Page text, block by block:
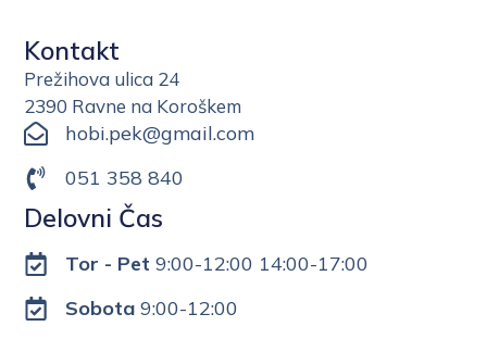
Kontakt
Prežihova ulica 24
2390 Ravne na Koroškem
hobi.pek@gmail.com
051 358 840
Delovni Čas
Tor - Pet 9:00-12:00 14:00-17:00
Sobota9:00-12:00